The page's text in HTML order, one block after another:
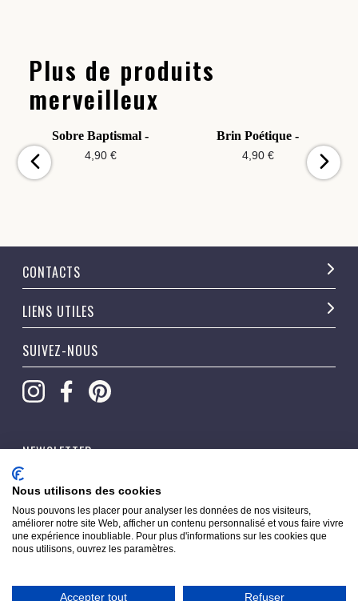
Plus de produits
merveilleux
Sobre Baptismal -
4,90 €
Brin Poétique -
4,90 €
CONTACTS
LIENS UTILES
SUIVEZ-NOUS
NEWSLETTER
Nous utilisons des cookies
Nous pouvons les placer pour analyser les données de nos visiteurs,
améliorer notre site Web, afficher un contenu personnalisé et vous faire vivre
une expérience inoubliable. Pour plus d'informations sur les cookies que
nous utilisons, ouvrez les paramètres.
Accepter tout Refuser